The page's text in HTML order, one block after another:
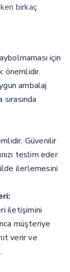
birkaç
için
önemlidir.
ambalaj
Güvenilir
teslim eder
ilerlemesini
iletişimini
müşteriye
verir ve